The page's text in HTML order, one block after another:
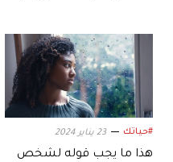
#حياتك 23 يناير 2024
هذا ما يجب قوله لشخص